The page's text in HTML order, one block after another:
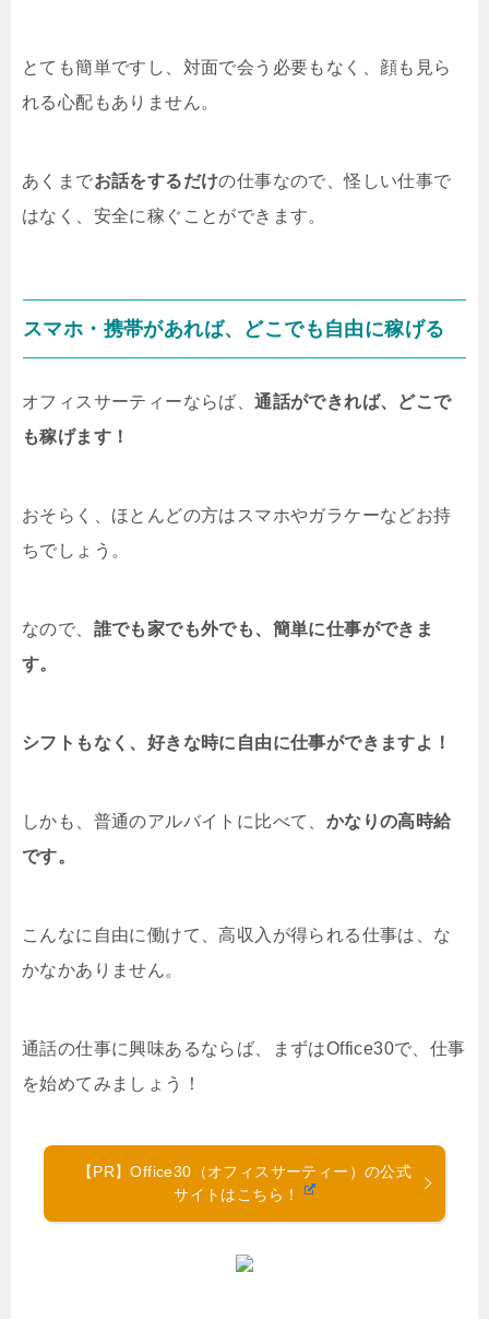
とても簡単ですし、対面で会う必要もなく、顔も見ら
れる心配もありません。
あくまでお話をするだけの仕事なので、怪しい仕事で
はなく、安全に稼ぐことができます。
スマホ・携帯があれば、どこでも自由に稼げる
オフィスサーティーならば、通話ができれば、どこで
も稼げます！
おそらく、ほとんどの方はスマホやガラケーなどお持
ちでしょう。
なので、 誰でも家でも外でも、簡単に仕事ができま
す。
シフトもなく、好きな時に自由に仕事ができますよ！
しかも、普通のアルバイトに比べて、 かなりの高時給
です。
こんなに自由に働けて、高収入が得られる仕事は、な
かなかありません。
通話の仕事に興味あるならば、まずはOffice30で、仕事
を始めてみましょう！
【PR】Office30（オフィスサーティー）の公式
サイトはこちら！